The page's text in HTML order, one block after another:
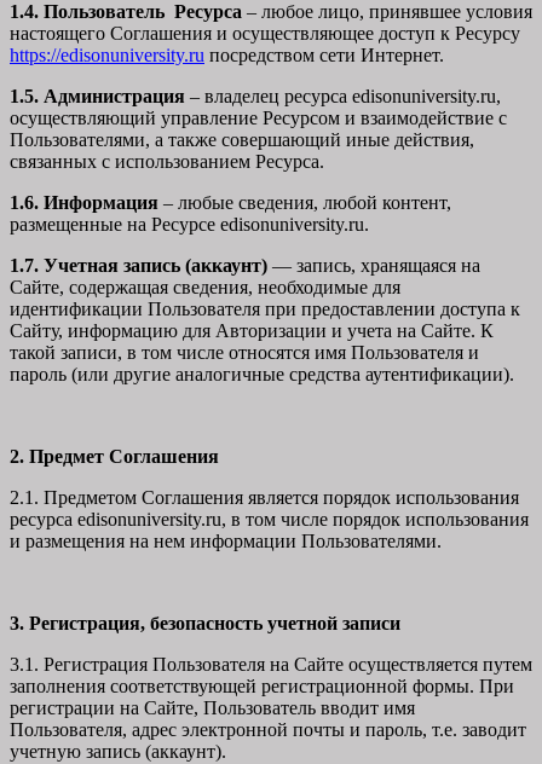
1.4. Пользователь Ресурса – любое лицо, принявшее условия
настоящего Соглашения и осуществляющее доступ к Ресурсу
https://edisonuniversity.ru посредством сети Интернет.
1.5. Администрация – владелец ресурса edisonuniversity.ru,
осуществляющий управление Ресурсом и взаимодействие с
Пользователями, а также совершающий иные действия,
связанных с использованием Ресурса.
1.6. Информация – любые сведения, любой контент,
размещенные на Ресурсе edisonuniversity.ru.
1.7. Учетная запись (аккаунт) — запись, хранящаяся на
Сайте, содержащая сведения, необходимые для
идентификации Пользователя при предоставлении доступа к
Сайту, информацию для Авторизации и учета на Сайте. К
такой записи, в том числе относятся имя Пользователя и
пароль (или другие аналогичные средства аутентификации).
2. Предмет Соглашения
2.1. Предметом Соглашения является порядок использования
ресурса edisonuniversity.ru, в том числе порядок использования
и размещения на нем информации Пользователями.
3. Регистрация, безопасность учетной записи
3.1. Регистрация Пользователя на Сайте осуществляется путем
заполнения соответствующей регистрационной формы. При
регистрации на Сайте, Пользователь вводит имя
Пользователя, адрес электронной почты и пароль, т.е. заводит
учетную запись (аккаунт).